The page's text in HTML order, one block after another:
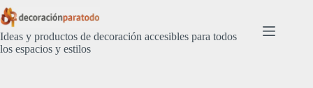
Saltar
al
contenido
Ideas y productos de decoración accesibles para todos
los espacios y estilos